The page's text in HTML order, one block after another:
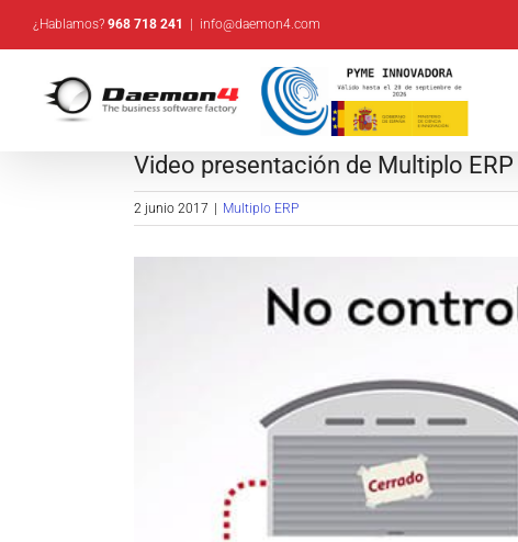
Saltar
al
contenido
¿Hablamos? 968 718 241 info@daemon4.com
Video presentación de Multiplo ERP
2 junio 2017 Multiplo ERP